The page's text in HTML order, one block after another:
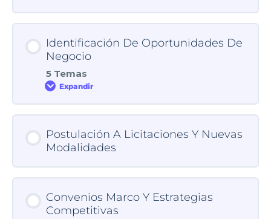
Identificación De Oportunidades De
Negocio
5 Temas
Expandir
Postulación A Licitaciones Y Nuevas
Modalidades
Convenios Marco Y Estrategias
Competitivas